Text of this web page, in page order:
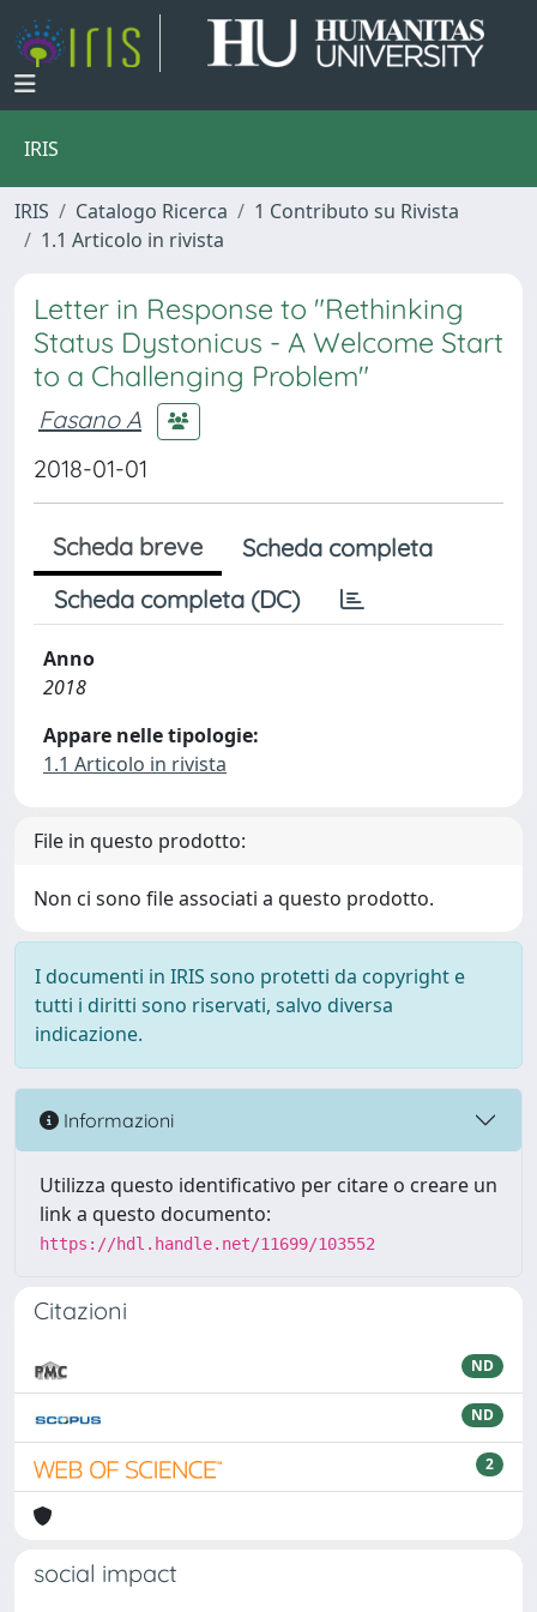
IRIS
IRIS Catalogo Ricerca
1 Contributo su Rivista
1.1 Articolo in rivista
Letter in Response to "Rethinking
Status Dystonicus - A Welcome Start
to a Challenging Problem"
Fasano A
2018-01-01
Scheda breve
Scheda completa
Scheda completa (DC)
Anno
2018
Appare nelle tipologie:
1.1 Articolo in rivista
File in questo prodotto:
Non ci sono file associati a questo prodotto.
I documenti in IRIS sono protetti da copyright e
tutti i diritti sono riservati, salvo diversa
indicazione.
Informazioni
Utilizza questo identificativo per citare o creare un
link a questo documento:
https://hdl.handle.net/11699/103552
Citazioni
ND
ND
2
social impact